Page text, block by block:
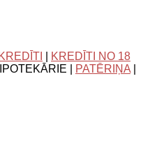
KREDĪTI NO 18
| PATĒRIŅA